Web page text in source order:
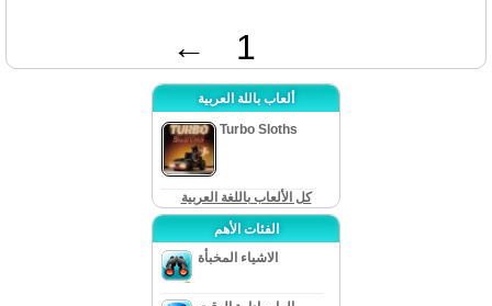
← 1
ألعاب باللة العربية
Turbo Sloths
كل الألعاب باللغة العربية
الفئات الأهم
الاشياء المخبأة